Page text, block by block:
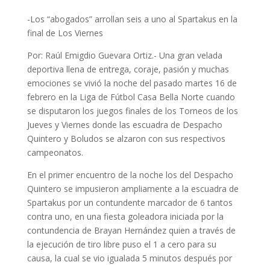
-Los “abogados” arrollan seis a uno al Spartakus en la
final de Los Viernes
Por: Raúl Emigdio Guevara Ortiz.- Una gran velada
deportiva llena de entrega, coraje, pasión y muchas
emociones se vivió la noche del pasado martes 16 de
febrero en la Liga de Fútbol Casa Bella Norte cuando
se disputaron los juegos finales de los Torneos de los
Jueves y Viernes donde las escuadra de Despacho
Quintero y Boludos se alzaron con sus respectivos
campeonatos.
En el primer encuentro de la noche los del Despacho
Quintero se impusieron ampliamente a la escuadra de
Spartakus por un contundente marcador de 6 tantos
contra uno, en una fiesta goleadora iniciada por la
contundencia de Brayan Hernández quien a través de
la ejecución de tiro libre puso el 1 a cero para su
causa, la cual se vio igualada 5 minutos después por